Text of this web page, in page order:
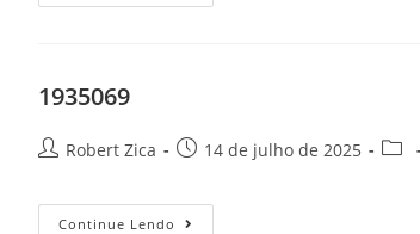
1935069
Robert Zica 14 de julho de 2025
Continue Lendo